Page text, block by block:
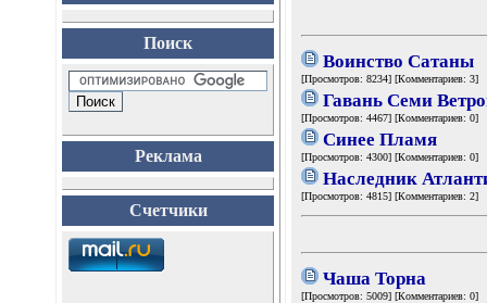
Поиск
Реклама
Счетчики
Воинство Сатаны
[Просмотров: 8234] [Комментариев: 3]
Гавань Семи
[Просмотров: 4467] [Комментариев: 0]
Синее Пламя
[Просмотров: 4300] [Комментариев: 0]
Наследник
[Просмотров: 4815] [Комментариев: 2]
Чаша Торна
[Просмотров: 5009] [Комментариев: 0]